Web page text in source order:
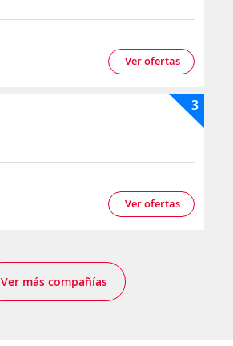
Ver ofertas
3
Ver ofertas
Ver más compañías